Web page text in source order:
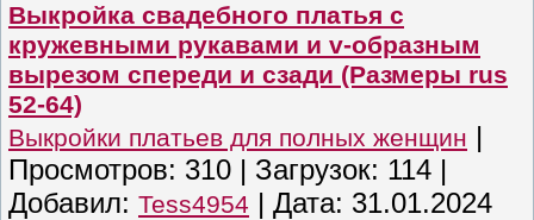
Выкройка свадебного платья с
кружевными рукавами и v-образным
вырезом спереди и сзади (Размеры rus
52-64)
Выкройки платьев для полных женщин |
Просмотров: 310 | Загрузок: 114 |
Добавил: Tess4954 | Дата: 31.01.2024